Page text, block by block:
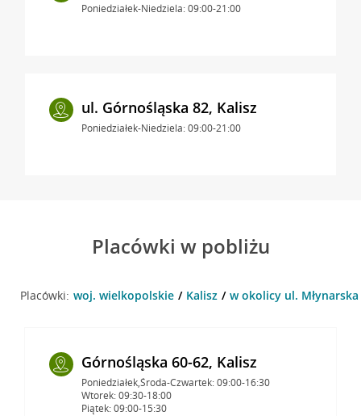
Poniedziałek-Niedziela: 09:00-21:00
ul. Górnośląska 82, Kalisz
Poniedziałek-Niedziela: 09:00-21:00
Placówki w pobliżu
Placówki: woj. wielkopolskie Kalisz w okolicy ul. Młynarska
Górnośląska 60-62, Kalisz
Poniedziałek,Środa-Czwartek: 09:00-16:30
Wtorek: 09:30-18:00
Piątek: 09:00-15:30